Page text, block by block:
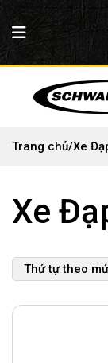
Trang chủ/Xe
Xe